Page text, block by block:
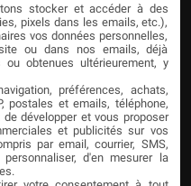
Partenaires
Livefoot
Jeunesfooteux
Tólmi Studio
King Score
stocker et accéder à des
pixels dans les emails, etc.),
vos données personnelles,
ou dans nos emails, déjà
obtenues ultérieurement, y
préférences, achats,
postales et emails, téléphone,
développer et vous proposer
et publicités sur vos
par email, courrier, SMS,
d'en mesurer la